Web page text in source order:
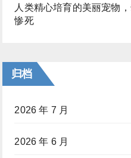
人类精心培育的美丽宠物
惨死
归档
2026 年 7 月
2026 年 6 月